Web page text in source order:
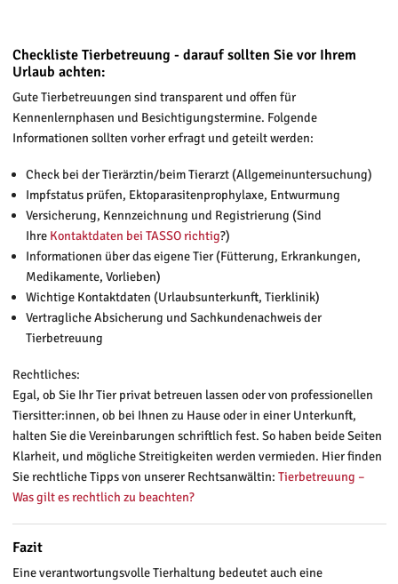
Checkliste Tierbetreuung - darauf sollten Sie vor Ihrem
Urlaub achten:
Gute Tierbetreuungen sind transparent und offen für
Kennenlernphasen und Besichtigungstermine. Folgende
Informationen sollten vorher erfragt und geteilt werden:
Check bei der Tierärztin/beim Tierarzt (Allgemeinuntersuchung)
Impfstatus prüfen, Ektoparasitenprophylaxe, Entwurmung
Versicherung, Kennzeichnung und Registrierung (Sind
Ihre Kontaktdaten bei TASSO richtig?)
Informationen über das eigene Tier (Fütterung, Erkrankungen,
Medikamente, Vorlieben)
Wichtige Kontaktdaten (Urlaubsunterkunft, Tierklinik)
Vertragliche Absicherung und Sachkundenachweis der
Tierbetreuung
Rechtliches:
Egal, ob Sie Ihr Tier privat betreuen lassen oder von professionellen
Tiersitter:innen, ob bei Ihnen zu Hause oder in einer Unterkunft,
halten Sie die Vereinbarungen schriftlich fest. So haben beide Seiten
Klarheit, und mögliche Streitigkeiten werden vermieden. Hier finden
Sie rechtliche Tipps von unserer Rechtsanwältin: Tierbetreuung –
Was gilt es rechtlich zu beachten?
Fazit
Eine verantwortungsvolle Tierhaltung bedeutet auch eine